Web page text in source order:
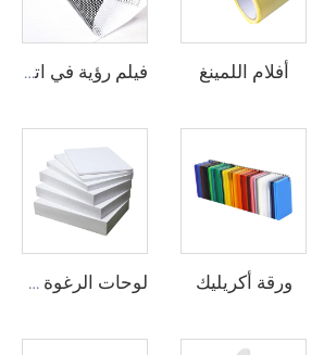
أفلام اللمينغ فيلم رؤية في اتجاه واحد
ورقة أكريليك لوحات الرغوة من البيوفيك